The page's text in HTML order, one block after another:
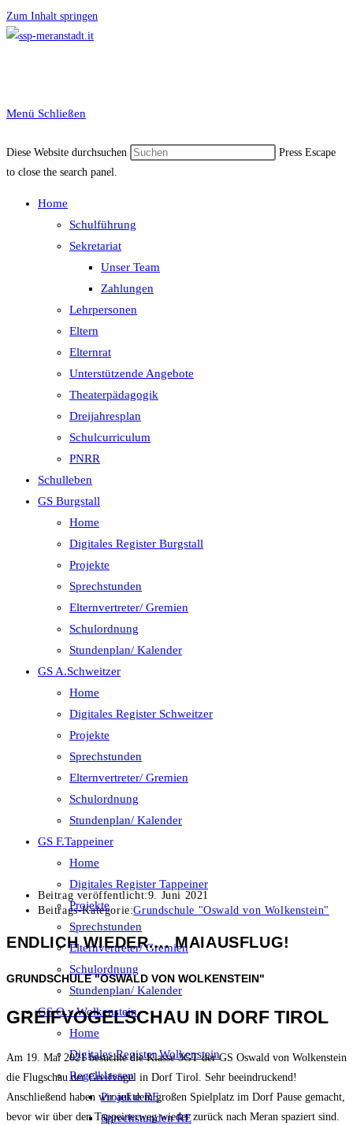
Zum Inhalt springen
Menü Schließen
Diese Website durchsuchen
Press Escape
to close the search panel.
Home
Schulführung
Sekretariat
Unser Team
Zahlungen
Lehrpersonen
Eltern
Elternrat
Unterstützende Angebote
Theaterpädagogik
Dreijahresplan
Schulcurriculum
PNRR
Schulleben
GS Burgstall
Home
Digitales Register Burgstall
Projekte
Sprechstunden
Elternvertreter/ Gremien
Schulordnung
Stundenplan/ Kalender
GS A.Schweitzer
Home
Digitales Register Schweitzer
Projekte
Sprechstunden
Elternvertreter/ Gremien
Schulordnung
Stundenplan/ Kalender
GS F.Tappeiner
Home
Digitales Register Tappeiner
Projekte
Sprechstunden
Elternvertreter/ Gremien
Schulordnung
Stundenplan/ Kalender
GS O.v.Wolkenstein
Home
Digitales Register Wolkenstein
Regelklassen
Projekte RE
Sprechstunden RE
Beitrag veröffentlicht:9. Juni 2021
Beitrags-Kategorie:Grundschule "Oswald von Wolkenstein"
ENDLICH WIEDER…. MAIAUSFLUG!
GRUNDSCHULE "OSWALD VON WOLKENSTEIN"
GREIFVOGELSCHAU IN DORF TIROL
Am 19. Mai 2021 besuchte die Klasse 3GT der GS Oswald von Wolkenstein
die Flugschau der Greifvögel in Dorf Tirol. Sehr beeindruckend!
Anschließend haben wir auf dem großen Spielplatz im Dorf Pause gemacht,
bevor wir über den Tappeinerweg wieder zurück nach Meran spaziert sind.